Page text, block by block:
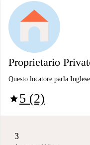
Proprietario
Questo locatore parla Inglese
star5 (2)
3